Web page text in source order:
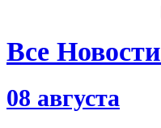
Все Новости
08 августа